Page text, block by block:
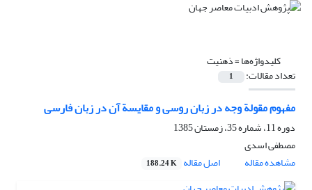
کلیدواژه‌ها =ذهنیت
تعداد مقالات: 1
مفهوم مقولة وجه در زبان روسی و مقایسة آن در زبان فارسی
دوره 11، شماره 35، زمستان 1385
مصطفی اسدی
مشاهده مقاله
اصل مقاله 188.24 K